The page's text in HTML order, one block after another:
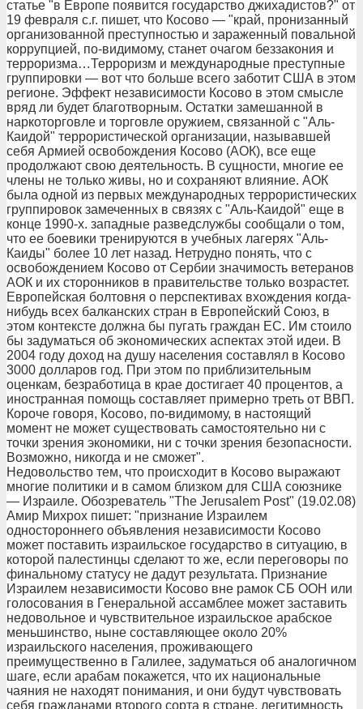
статье "в Европе появится государство джихадистов?" от
19 февраля с.г. пишет, что Косово — "край, пронизанный
организованной преступностью и зараженный повальной
коррупцией, по-видимому, станет очагом беззакония и
терроризма…Терроризм и международные преступные
группировки — вот что больше всего заботит США в этом
регионе. Эффект независимости Косово в этом смысле
вряд ли будет благотворным. Остатки замешанной в
наркоторговле и торговле оружием, связанной с "Аль-
Каидой" террористической организации, называвшей
себя Армией освобождения Косово (АОК), все еще
продолжают свою деятельность. В сущности, многие ее
члены не только живы, но и сохраняют влияние. АОК
была одной из первых международных террористических
группировок замеченных в связях с "Аль-Каидой" еще в
конце 1990-х. западные разведслужбы сообщали о том,
что ее боевики тренируются в учебных лагерях "Аль-
Каиды" более 10 лет назад. Нетрудно понять, что с
освобождением Косово от Сербии значимость ветеранов
АОК и их сторонников в правительстве только возрастет.
Европейская болтовня о перспективах вхождения когда-
нибудь всех балканских стран в Европейский Союз, в
этом контексте должна бы пугать граждан ЕС. Им стоило
бы задуматься об экономических аспектах этой идеи. В
2004 году доход на душу населения составлял в Косово
3000 долларов год. При этом по приблизительным
оценкам, безработица в крае достигает 40 процентов, а
иностранная помощь составляет примерно треть от ВВП.
Короче говоря, Косово, по-видимому, в настоящий
момент не может существовать самостоятельно ни с
точки зрения экономики, ни с точки зрения безопасности.
Возможно, никогда и не сможет".
Недовольство тем, что происходит в Косово выражают
многие политики и в самом близком для США союзнике
— Израиле. Обозреватель "The Jerusalem Post" (19.02.08)
Амир Михрох пишет: "признание Израилем
одностороннего объявления независимости Косово
может поставить израильское государство в ситуацию, в
которой палестинцы сделают то же, если переговоры по
финальному статусу не дадут результата. Признание
Израилем независимости Косово вне рамок СБ ООН или
голосования в Генеральной ассамблее может заставить
недовольное и чувствительное израильское арабское
меньшинство, ныне составляющее около 20%
израильского населения, проживающего
преимущественно в Галилее, задуматься об аналогичном
шаге, если арабам покажется, что их национальные
чаяния не находят понимания, и они будут чувствовать
себя гражданами второго сорта в стране, легитимность